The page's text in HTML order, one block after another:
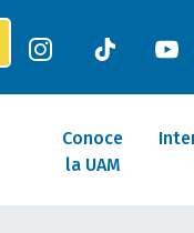
Conoce
la UAM